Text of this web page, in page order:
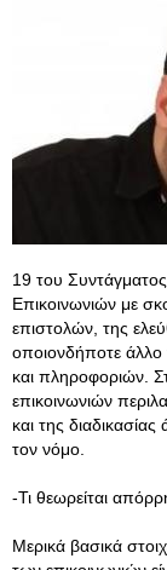
19 του
Επικοινωνιών με
επιστολών, της
οποιονδήποτε
και πληροφοριών.
επικοινωνιών
και της
τον νόμο.
-Τι θεωρείται
Μερικά βασικά